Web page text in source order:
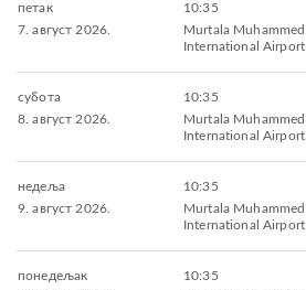
петак
7. август 2026.
10:35
Murtala Muhammed
International Airport
субота
8. август 2026.
10:35
Murtala Muhammed
International Airport
недеља
9. август 2026.
10:35
Murtala Muhammed
International Airport
понедељак
10:35